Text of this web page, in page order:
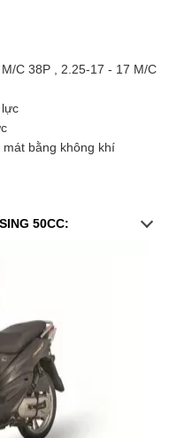
C 38P , 2.25-17 - 17 M/C
bằng không khí
50CC: